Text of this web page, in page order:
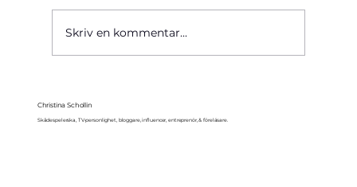
Skriv en kommentar...
Christina Schollin
Skådespelerska, TV-personlighet, bloggare, influencer, entreprenör, & föreläsare.